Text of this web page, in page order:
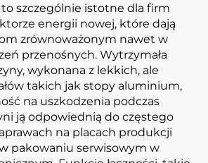
szczególnie istotne dla firm
energii nowej, które dają
zrównoważonym nawet w
przenośnych. Wytrzymała
wykonana z lekkich, ale
takich jak stopy aluminium,
na uszkodzenia podczas
ją odpowiednią do częstego
na placach produkcji
pakowaniu serwisowym w